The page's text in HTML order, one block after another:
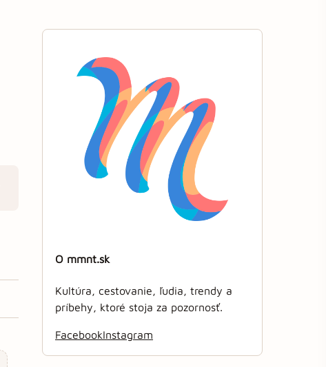
O mmnt.sk
Kultúra, cestovanie, ľudia, trendy a
príbehy, ktoré stoja za pozornosť.
FacebookInstagram